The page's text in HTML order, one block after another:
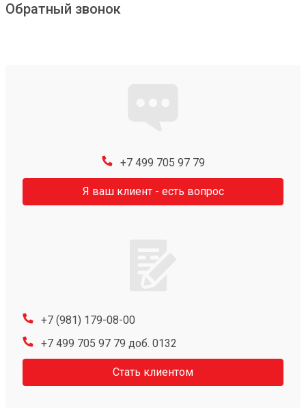
Обратный звонок
+7 499 705 97 79
Я ваш клиент - есть вопрос
+7 (981) 179-08-00
+7 499 705 97 79 доб. 0132
Стать клиентом